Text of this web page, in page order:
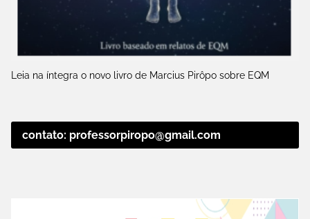
Leia na íntegra o novo livro de Marcius Pirôpo sobre EQM
contato: professorpiropo@gmail.com